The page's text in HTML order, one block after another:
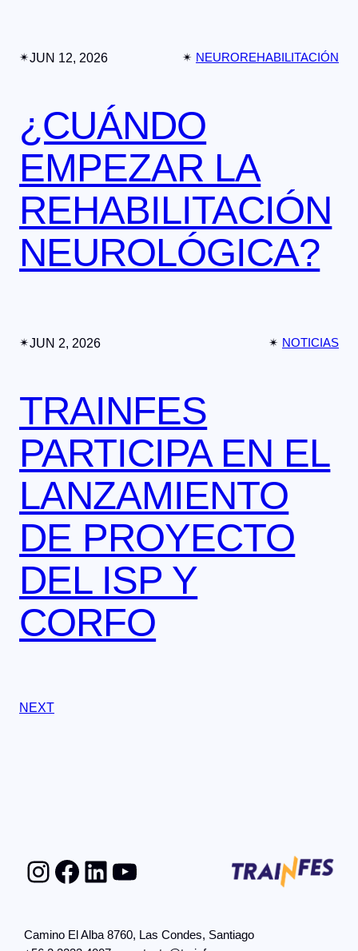
✴︎JUN 12, 2026 ✴︎ NEUROREHABILITACIÓN
¿CUÁNDO
EMPEZAR LA
REHABILITACIÓN
NEUROLÓGICA?
✴︎JUN 2, 2026 ✴︎ NOTICIAS
TRAINFES
PARTICIPA EN EL
LANZAMIENTO
DE PROYECTO
DEL ISP Y
CORFO
NEXT
Instagram
Facebook
LinkedIn
YouTube
Camino El Alba 8760, Las Condes, Santiago